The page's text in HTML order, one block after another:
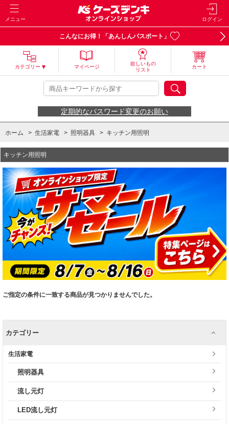
メニュー ログイン
こんなにお得！「あんしんパスポート」
カテゴリー マイページ
欲しいもの
リスト
カート
定期的なパスワード変更のお願い
ホーム > 生活家電 > 照明器具 > キッチン用照明
キッチン用照明
ご指定の条件に一致する商品が見つかりませんでした。
カテゴリー
生活家電
照明器具
流し元灯
LED流し元灯